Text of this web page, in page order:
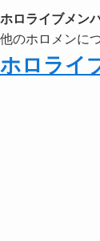
ホロライブメン
他のホロメンに
ホロライ